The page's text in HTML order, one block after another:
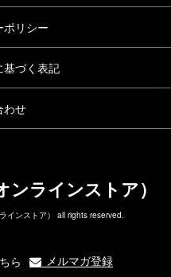
ポリシー
基づく表記
わせ
ラインストア）
インストア） all rights reserved.
ら メルマガ登録